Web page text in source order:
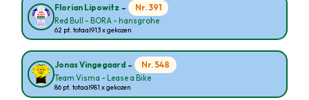
Florian Lipowitz - Nr. 391
Red Bull - BORA - hansgrohe
62 pt. totaal913 x gekozen
Jonas Vingegaard - Nr. 548
Team Visma - Lease a Bike
86 pt. totaal981 x gekozen